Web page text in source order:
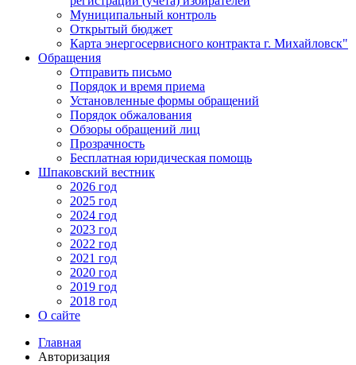
Муниципальный контроль
Открытый бюджет
Карта энергосервисного контракта г. Михайловск"
Обращения
Отправить письмо
Порядок и время приема
Установленные формы обращений
Порядок обжалования
Обзоры обращений лиц
Прозрачность
Бесплатная юридическая помощь
Шпаковский вестник
2026 год
2025 год
2024 год
2023 год
2022 год
2021 год
2020 год
2019 год
2018 год
О сайте
Главная
Авторизация